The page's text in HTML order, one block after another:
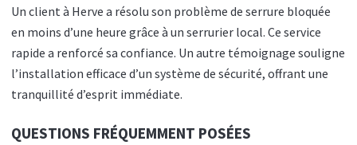
Un client à Herve a résolu son problème de serrure bloquée
en moins d’une heure grâce à un serrurier local. Ce service
rapide a renforcé sa confiance. Un autre témoignage souligne
l’installation efficace d’un système de sécurité, offrant une
tranquillité d’esprit immédiate.
QUESTIONS FRÉQUEMMENT POSÉES